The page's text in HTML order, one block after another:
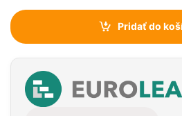
t
i
y
Pridať do